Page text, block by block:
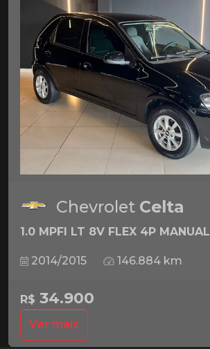
Chevrolet Celta
1.0 MPFI LT 8V FLEX 4P MANUAL
2014/2015 146.884 km
R$ 34.900
Ver mais